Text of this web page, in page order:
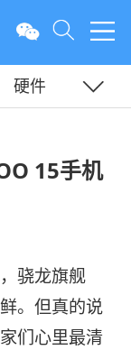
硬件
15手机
骁龙旗舰
。但真的说
们心里最清